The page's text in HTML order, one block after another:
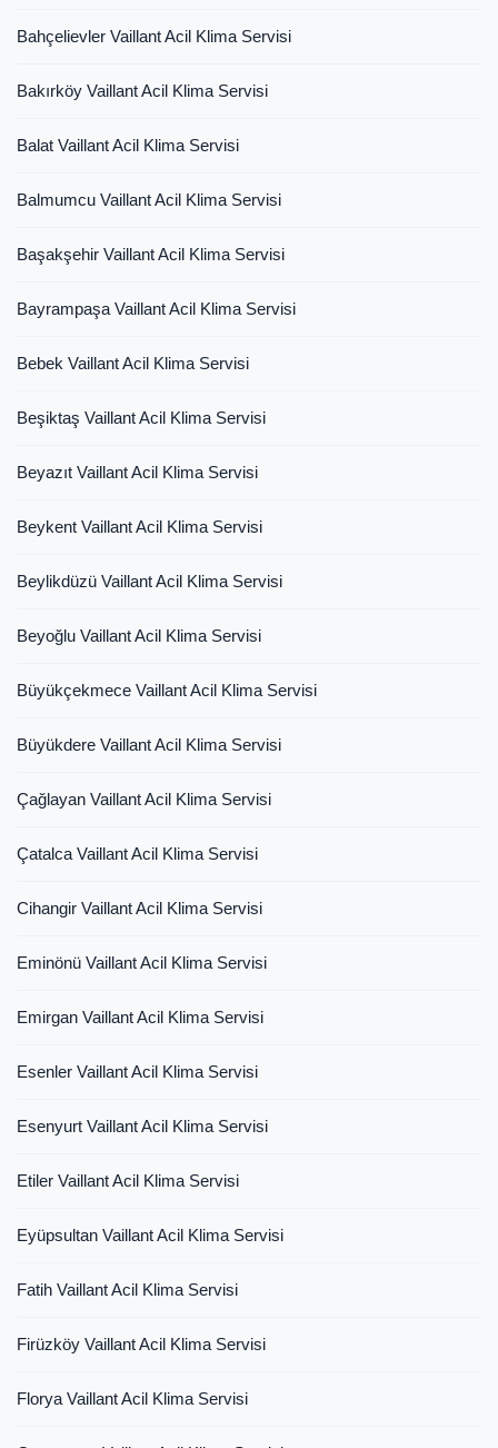
Bahçelievler Vaillant Acil Klima Servisi
Bakırköy Vaillant Acil Klima Servisi
Balat Vaillant Acil Klima Servisi
Balmumcu Vaillant Acil Klima Servisi
Başakşehir Vaillant Acil Klima Servisi
Bayrampaşa Vaillant Acil Klima Servisi
Bebek Vaillant Acil Klima Servisi
Beşiktaş Vaillant Acil Klima Servisi
Beyazıt Vaillant Acil Klima Servisi
Beykent Vaillant Acil Klima Servisi
Beylikdüzü Vaillant Acil Klima Servisi
Beyoğlu Vaillant Acil Klima Servisi
Büyükçekmece Vaillant Acil Klima Servisi
Büyükdere Vaillant Acil Klima Servisi
Çağlayan Vaillant Acil Klima Servisi
Çatalca Vaillant Acil Klima Servisi
Cihangir Vaillant Acil Klima Servisi
Eminönü Vaillant Acil Klima Servisi
Emirgan Vaillant Acil Klima Servisi
Esenler Vaillant Acil Klima Servisi
Esenyurt Vaillant Acil Klima Servisi
Etiler Vaillant Acil Klima Servisi
Eyüpsultan Vaillant Acil Klima Servisi
Fatih Vaillant Acil Klima Servisi
Firüzköy Vaillant Acil Klima Servisi
Florya Vaillant Acil Klima Servisi